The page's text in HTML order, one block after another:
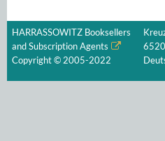
HARRASSOWITZ Booksellers
and Subscription Agents
Copyright © 2005-2022